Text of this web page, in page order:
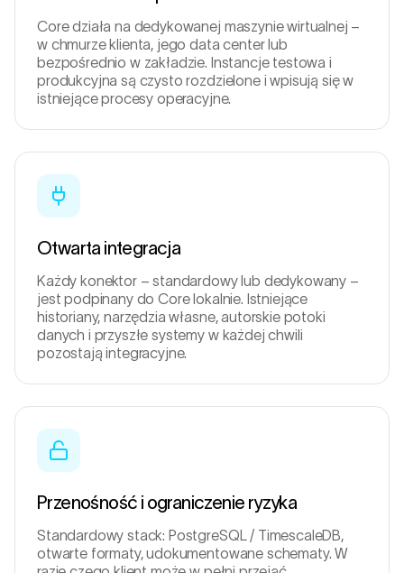
Core działa na dedykowanej maszynie wirtualnej –
w chmurze klienta, jego data center lub
bezpośrednio w zakładzie. Instancje testowa i
produkcyjna są czysto rozdzielone i wpisują się w
istniejące procesy operacyjne.
Otwarta integracja
Każdy konektor – standardowy lub dedykowany –
jest podpinany do Core lokalnie. Istniejące
historiany, narzędzia własne, autorskie potoki
danych i przyszłe systemy w każdej chwili
pozostają integracyjne.
Przenośność i ograniczenie ryzyka
Standardowy stack: PostgreSQL / TimescaleDB,
otwarte formaty, udokumentowane schematy. W